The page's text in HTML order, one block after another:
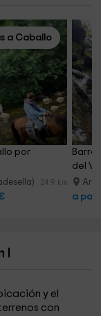
a Caballo
por
24.9 km
del
a
y el
con